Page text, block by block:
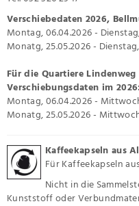
Verschiebedaten 2026,
Montag, 06.04.2026 -
Monatg, 25.05.2026 -
Für die Quartiere
Verschiebungsdaten im 2026:
Montag, 06.04.2026 -
Monatg, 25.05.2026 -
Kaffeekapseln aus
Für Kaffeekapseln
Nicht in die
Kunststoff oder